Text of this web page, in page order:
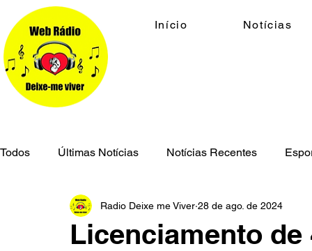
Início Notícias
Todos Últimas Notícias Notícias Recentes
Economia Cidades Meio Ambiente Geral
Licenciamento
Radio Deixe me Viver 28 de ago. de 2024